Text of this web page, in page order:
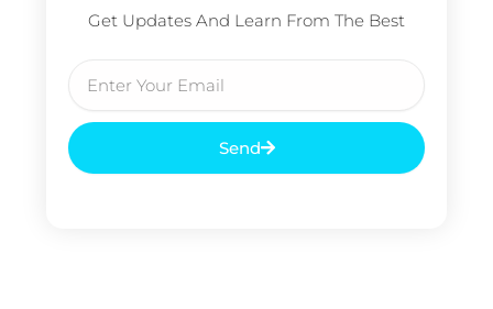
Get Updates And Learn From The Best
Send